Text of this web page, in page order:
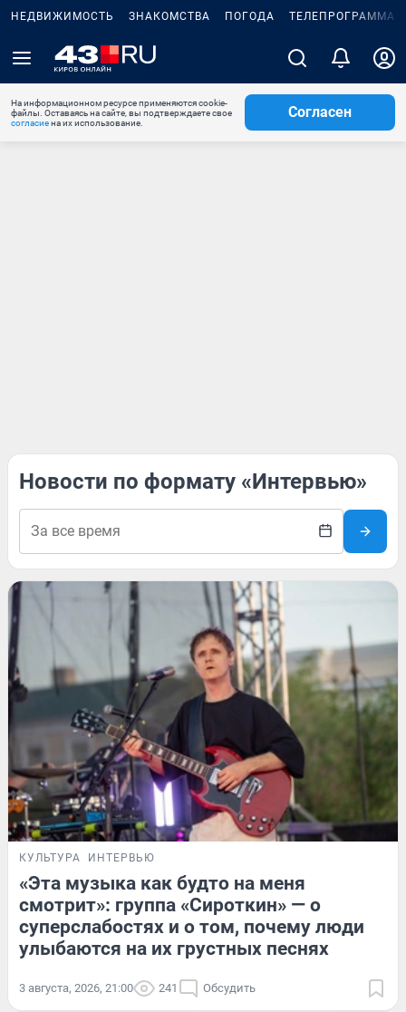
НЕДВИЖИМОСТЬ ЗНАКОМСТВА ПОГОДА ТЕЛЕПРОГРАММА
На информационном ресурсе применяются cookie-
файлы. Оставаясь на сайте, вы подтверждаете свое
согласиена их использование.
Согласен
Новости по формату «Интервью»
КУЛЬТУРА ИНТЕРВЬЮ
«Эта музыка как будто на меня
смотрит»: группа «Сироткин» — о
суперслабостях и о том, почему люди
улыбаются на их грустных песнях
3 августа, 2026, 21:00 241 Обсудить